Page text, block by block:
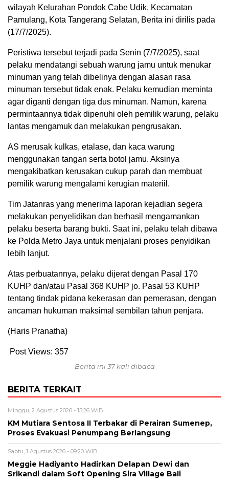
wilayah Kelurahan Pondok Cabe Udik, Kecamatan
Pamulang, Kota Tangerang Selatan, Berita ini dirilis pada
(17/7/2025).
Peristiwa tersebut terjadi pada Senin (7/7/2025), saat
pelaku mendatangi sebuah warung jamu untuk menukar
minuman yang telah dibelinya dengan alasan rasa
minuman tersebut tidak enak. Pelaku kemudian meminta
agar diganti dengan tiga dus minuman. Namun, karena
permintaannya tidak dipenuhi oleh pemilik warung, pelaku
lantas mengamuk dan melakukan pengrusakan.
AS merusak kulkas, etalase, dan kaca warung
menggunakan tangan serta botol jamu. Aksinya
mengakibatkan kerusakan cukup parah dan membuat
pemilik warung mengalami kerugian materiil.
Tim Jatanras yang menerima laporan kejadian segera
melakukan penyelidikan dan berhasil mengamankan
pelaku beserta barang bukti. Saat ini, pelaku telah dibawa
ke Polda Metro Jaya untuk menjalani proses penyidikan
lebih lanjut.
Atas perbuatannya, pelaku dijerat dengan Pasal 170
KUHP dan/atau Pasal 368 KUHP jo. Pasal 53 KUHP
tentang tindak pidana kekerasan dan pemerasan, dengan
ancaman hukuman maksimal sembilan tahun penjara.
(Haris Pranatha)
Post Views: 357
Berita ini 37 kali dibaca
BERITA TERKAIT
Minggu, 2 Agustus 2026 - 15:26 WIB
KM Mutiara Sentosa II Terbakar di Perairan Sumenep,
Proses Evakuasi Penumpang Berlangsung
Sabtu, 1 Agustus 2026 - 09:20 WIB
Meggie Hadiyanto Hadirkan Delapan Dewi dan
Srikandi dalam Soft Opening Sira Village Bali